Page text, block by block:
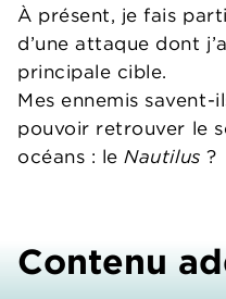
À présent, je fais
d’une attaque dont
principale cible.
Mes ennemis savent-
pouvoir retrouver le
océans : leNautilus?
Contenu